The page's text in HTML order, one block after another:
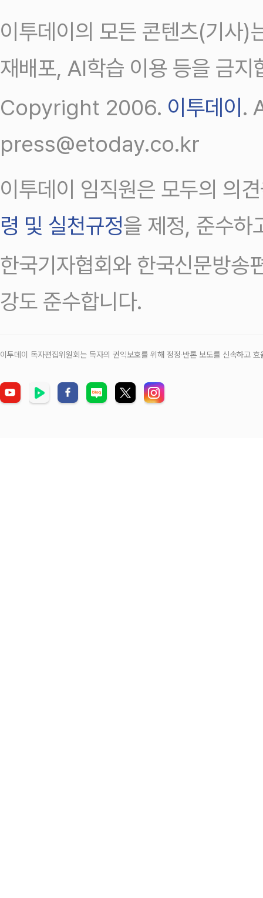
이투데이의 모든 콘텐츠(기사)
재배포, AI학습 이용 등을 금지
Copyright 2006. 이투데이.
press@etoday.co.kr
이투데이 임직원은 모두의 의
령 및 실천규정을 제정, 준수하
한국기자협회와 한국신문방송
강도 준수합니다.
이투데이 독자편집위원회는 독자의 권익보호를 위해 정정‧반론 보도를 신속하고